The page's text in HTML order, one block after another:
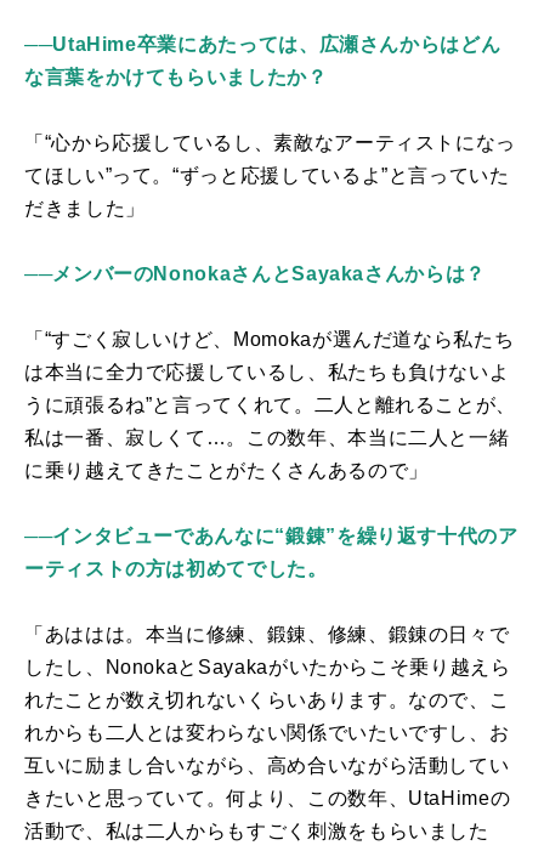
──UtaHime卒業にあたっては、広瀬さんからはどん
な言葉をかけてもらいましたか？
「“心から応援しているし、素敵なアーティストになっ
てほしい”って。“ずっと応援しているよ”と言っていた
だきました」
──メンバーのNonokaさんとSayakaさんからは？
「“すごく寂しいけど、 Momokaが選んだ道なら私たち
は本当に全力で応援しているし、私たちも負けないよ
うに頑張るね”と言ってくれて。二人と離れることが、
私は一番、寂しくて…。この数年、本当に二人と一緒
に乗り越えてきたことがたくさんあるので」
──インタビューであんなに“鍛錬”を繰り返す十代のア
ーティストの方は初めてでした。
「あははは。本当に修練、鍛錬、修練、鍛錬の日々で
したし、
Nonokaと Sayakaがいたからこそ乗り越えら
れたことが数え切れないくらいあります。なので、こ
れからも二人とは変わらない関係でいたいですし、お
互いに励まし合いながら、高め合いながら活動してい
きたいと思っていて。何より、この数年、 UtaHimeの
活動で、私は二人からもすごく刺激をもらいました